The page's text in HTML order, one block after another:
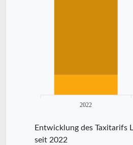
2022
Entwicklung des Taxitarifs
seit 2022